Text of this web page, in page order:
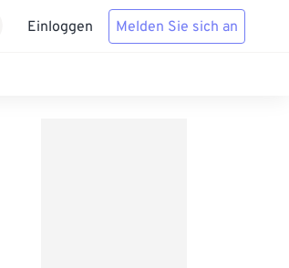
Einloggen Melden Sie sich an